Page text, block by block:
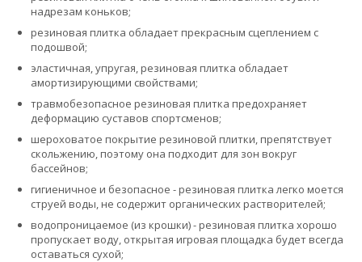
надрезам коньков;
резиновая плитка обладает прекрасным сцеплением с
подошвой;
эластичная, упругая, резиновая плитка обладает
амортизирующими свойствами;
травмобезопасное резиновая плитка предохраняет
деформацию суставов спортсменов;
шероховатое покрытие резиновой плитки, препятствует
скольжению, поэтому она подходит для зон вокруг
бассейнов;
гигиеничное и безопасное - резиновая плитка легко моется
струей воды, не содержит органических растворителей;
водопроницаемое (из крошки) - резиновая плитка хорошо
пропускает воду, открытая игровая площадка будет всегда
оставаться сухой;